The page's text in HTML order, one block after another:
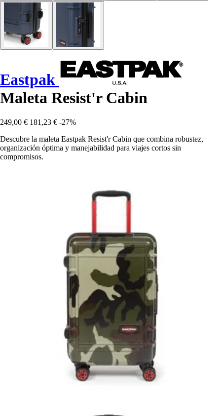
Eastpak
Maleta Resist'r Cabin
249,00 € 181,23 € -27%
Descubre la maleta Eastpak Resist'r Cabin que combina robustez,
organización óptima y manejabilidad para viajes cortos sin
compromisos.